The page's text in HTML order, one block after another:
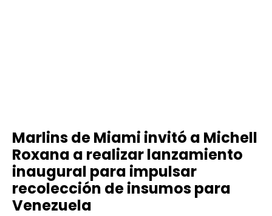
Marlins de Miami invitó a Michell
Roxana a realizar lanzamiento
inaugural para impulsar
recolección de insumos para
Venezuela